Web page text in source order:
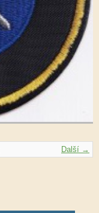
Další →